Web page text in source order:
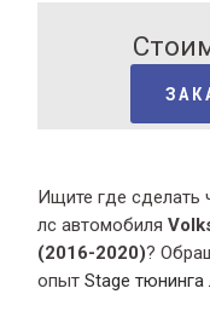
Ищите где сделать
лс автомобиля
(2016-2020)?
опытStage тюнинга